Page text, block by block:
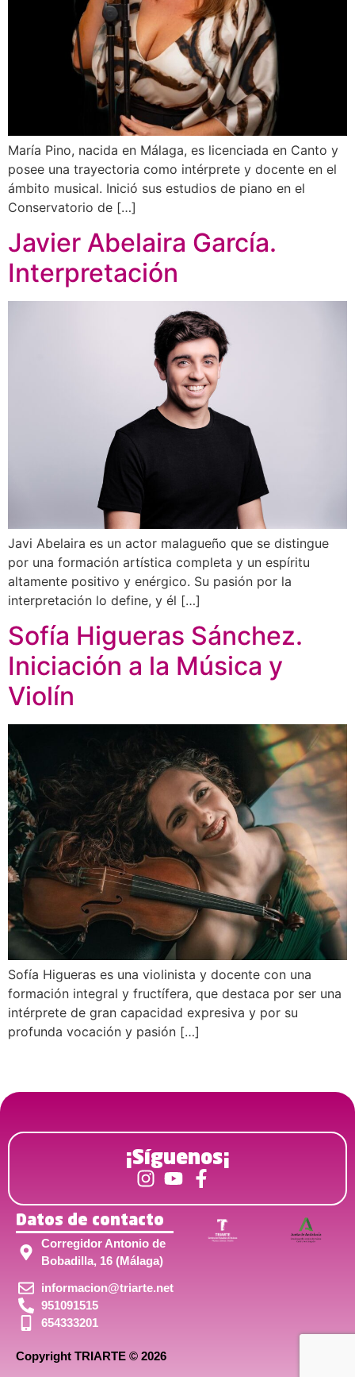
María Pino, nacida en Málaga, es licenciada en Canto y
posee una trayectoria como intérprete y docente en el
ámbito musical. Inició sus estudios de piano en el
Conservatorio de […]
Javier Abelaira García.
Interpretación
Javi Abelaira es un actor malagueño que se distingue
por una formación artística completa y un espíritu
altamente positivo y enérgico. Su pasión por la
interpretación lo define, y él […]
Sofía Higueras Sánchez.
Iniciación a la Música y
Violín
Sofía Higueras es una violinista y docente con una
formación integral y fructífera, que destaca por ser una
intérprete de gran capacidad expresiva y por su
profunda vocación y pasión […]
¡Síguenos¡
Datos de contacto
Corregidor Antonio de
Bobadilla, 16 (Málaga)
informacion@triarte.net
951091515
654333201
Copyright TRIARTE © 2026